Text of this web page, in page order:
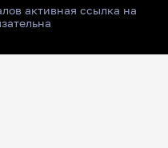
активная ссылка на